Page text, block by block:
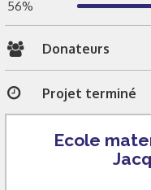
56%
Donateurs
Projet terminé
Ecole